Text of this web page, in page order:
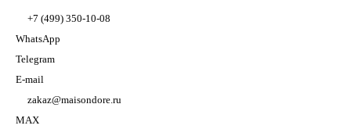
+7 (499) 350-10-08
WhatsApp
Telegram
E-mail
zakaz@maisondore.ru
MAX